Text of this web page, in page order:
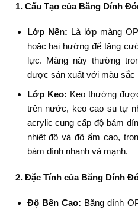
1. Cấu Tạo của Băng Dính
Lớp Nền: Là lớp màng
hoặc hai hướng để tăng
lực. Màng này thường
được sản xuất với màu sắc
Lớp Keo: Keo thường
trên nước, keo cao su tự
acrylic cung cấp độ bám
nhiệt độ và độ ẩm cao,
bám dính nhanh và mạnh.
2. Đặc Tính của Băng Dính
Độ Bền Cao: Băng dính